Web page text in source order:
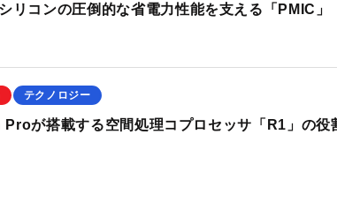
リコンの圧倒的な省電力性能を支える「PMIC」
テクノロジー
が搭載する空間処理コプロセッサ「R1」の役